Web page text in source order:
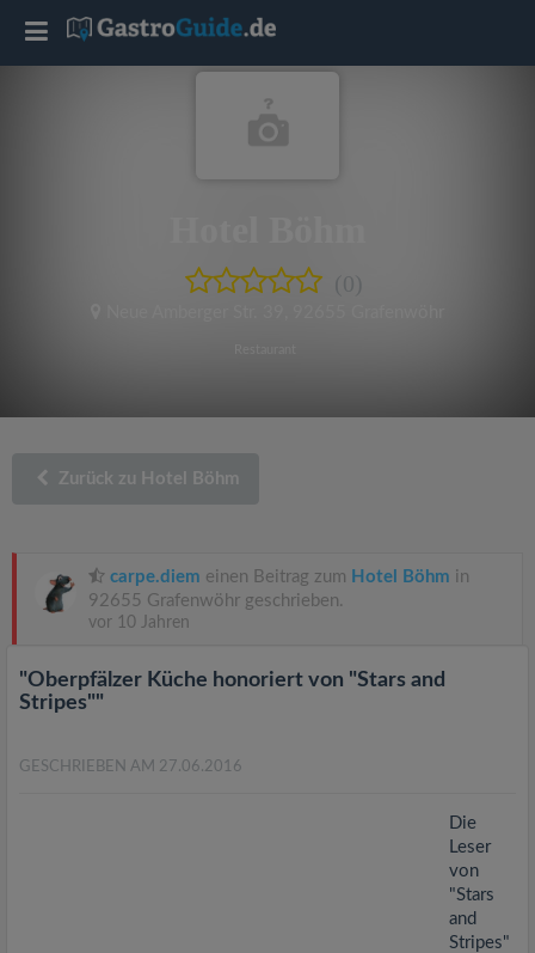
(0)
Zurück zu Hotel Böhm
carpe.diem einen Beitrag zum Hotel Böhm in
92655 Grafenwöhr geschrieben.
vor 10 Jahren
"Oberpfälzer Küche honoriert von "Stars and
Stripes""
GESCHRIEBEN AM 27.06.2016
Die
Leser
von
"Stars
and
Stripes"
T
i